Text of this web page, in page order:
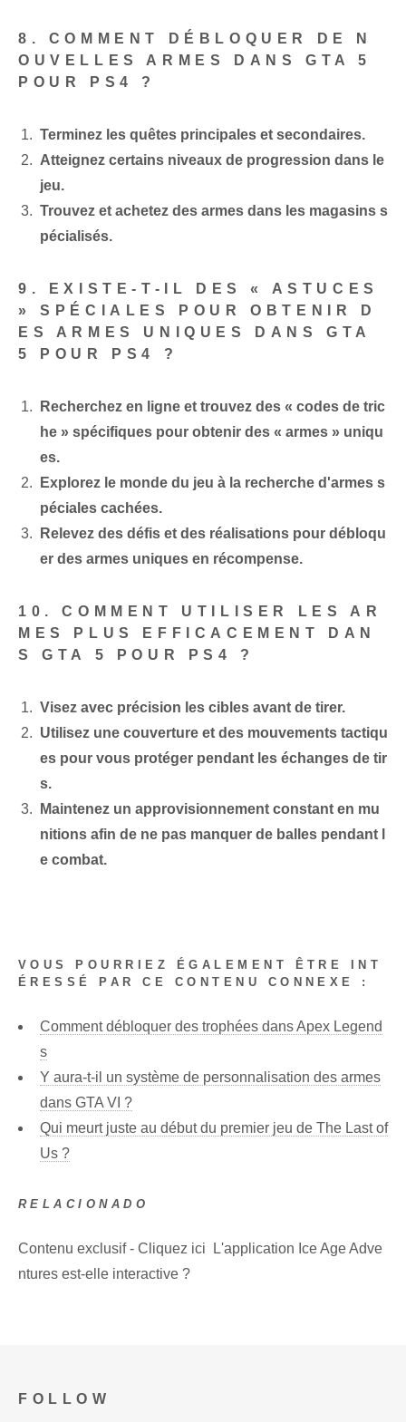
8. COMMENT DÉBLOQUER DE N
OUVELLES ARMES DANS GTA 5
POUR PS4 ?
Terminez les quêtes principales et secondaires.
Atteignez certains niveaux de progression dans le
jeu.
Trouvez et achetez des armes dans les magasins s
pécialisés.
9. EXISTE-T-IL DES « ASTUCES
» SPÉCIALES POUR OBTENIR D
ES ARMES UNIQUES DANS GTA
5 POUR PS4 ?
Recherchez en ligne et trouvez des « codes de tric
he » spécifiques pour obtenir des « armes » uniqu
es.
Explorez le monde du jeu à la recherche d'armes s
péciales cachées.
Relevez des défis et des réalisations pour débloqu
er des armes uniques en récompense.
10. COMMENT UTILISER LES AR
MES PLUS EFFICACEMENT DAN
S GTA 5 POUR PS4 ?
Visez avec précision les cibles avant de tirer.
Utilisez une couverture et des mouvements tactiqu
es pour vous protéger pendant les échanges de tir
s.
Maintenez un approvisionnement constant en mu
nitions afin de ne pas manquer de balles pendant l
e combat.
VOUS POURRIEZ ÉGALEMENT ÊTRE INT
ÉRESSÉ PAR CE CONTENU CONNEXE :
Comment débloquer des trophées dans Apex Legend
s
Y aura-t-il un système de personnalisation des armes
dans GTA VI ?
Qui meurt juste au début du premier jeu de The Last of
Us ?
RELACIONADO
Contenu exclusif - Cliquez ici L'application Ice Age Adve
ntures est-elle interactive ?
FOLLOW